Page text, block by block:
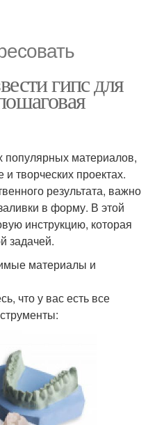
гипс для
популярных материалов,
творческих проектах.
результата, важно
в форму. В этой
инструкцию, которая
задачей.
материалы и
что у вас есть все